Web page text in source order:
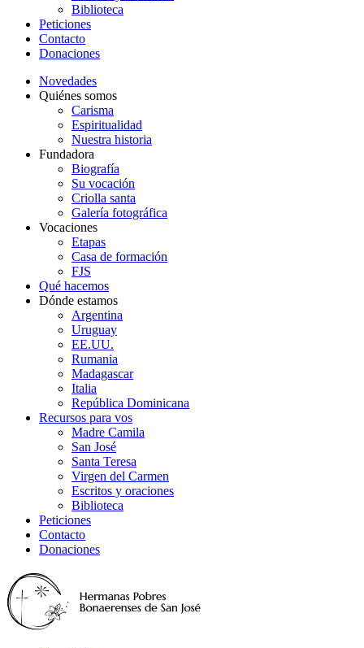
Biblioteca
Peticiones
Contacto
Donaciones
Novedades
Quiénes somos
Carisma
Espiritualidad
Nuestra historia
Fundadora
Biografía
Su vocación
Criolla santa
Galería fotográfica
Vocaciones
Etapas
Casa de formación
FJS
Qué hacemos
Dónde estamos
Argentina
Uruguay
EE.UU.
Rumania
Madagascar
Italia
República Dominicana
Recursos para vos
Madre Camila
San José
Santa Teresa
Virgen del Carmen
Escritos y oraciones
Biblioteca
Peticiones
Contacto
Donaciones